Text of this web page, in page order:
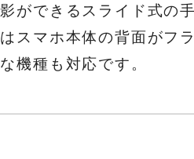
ができるスライド式の
スマホ本体の背面がフ
機種も対応です。